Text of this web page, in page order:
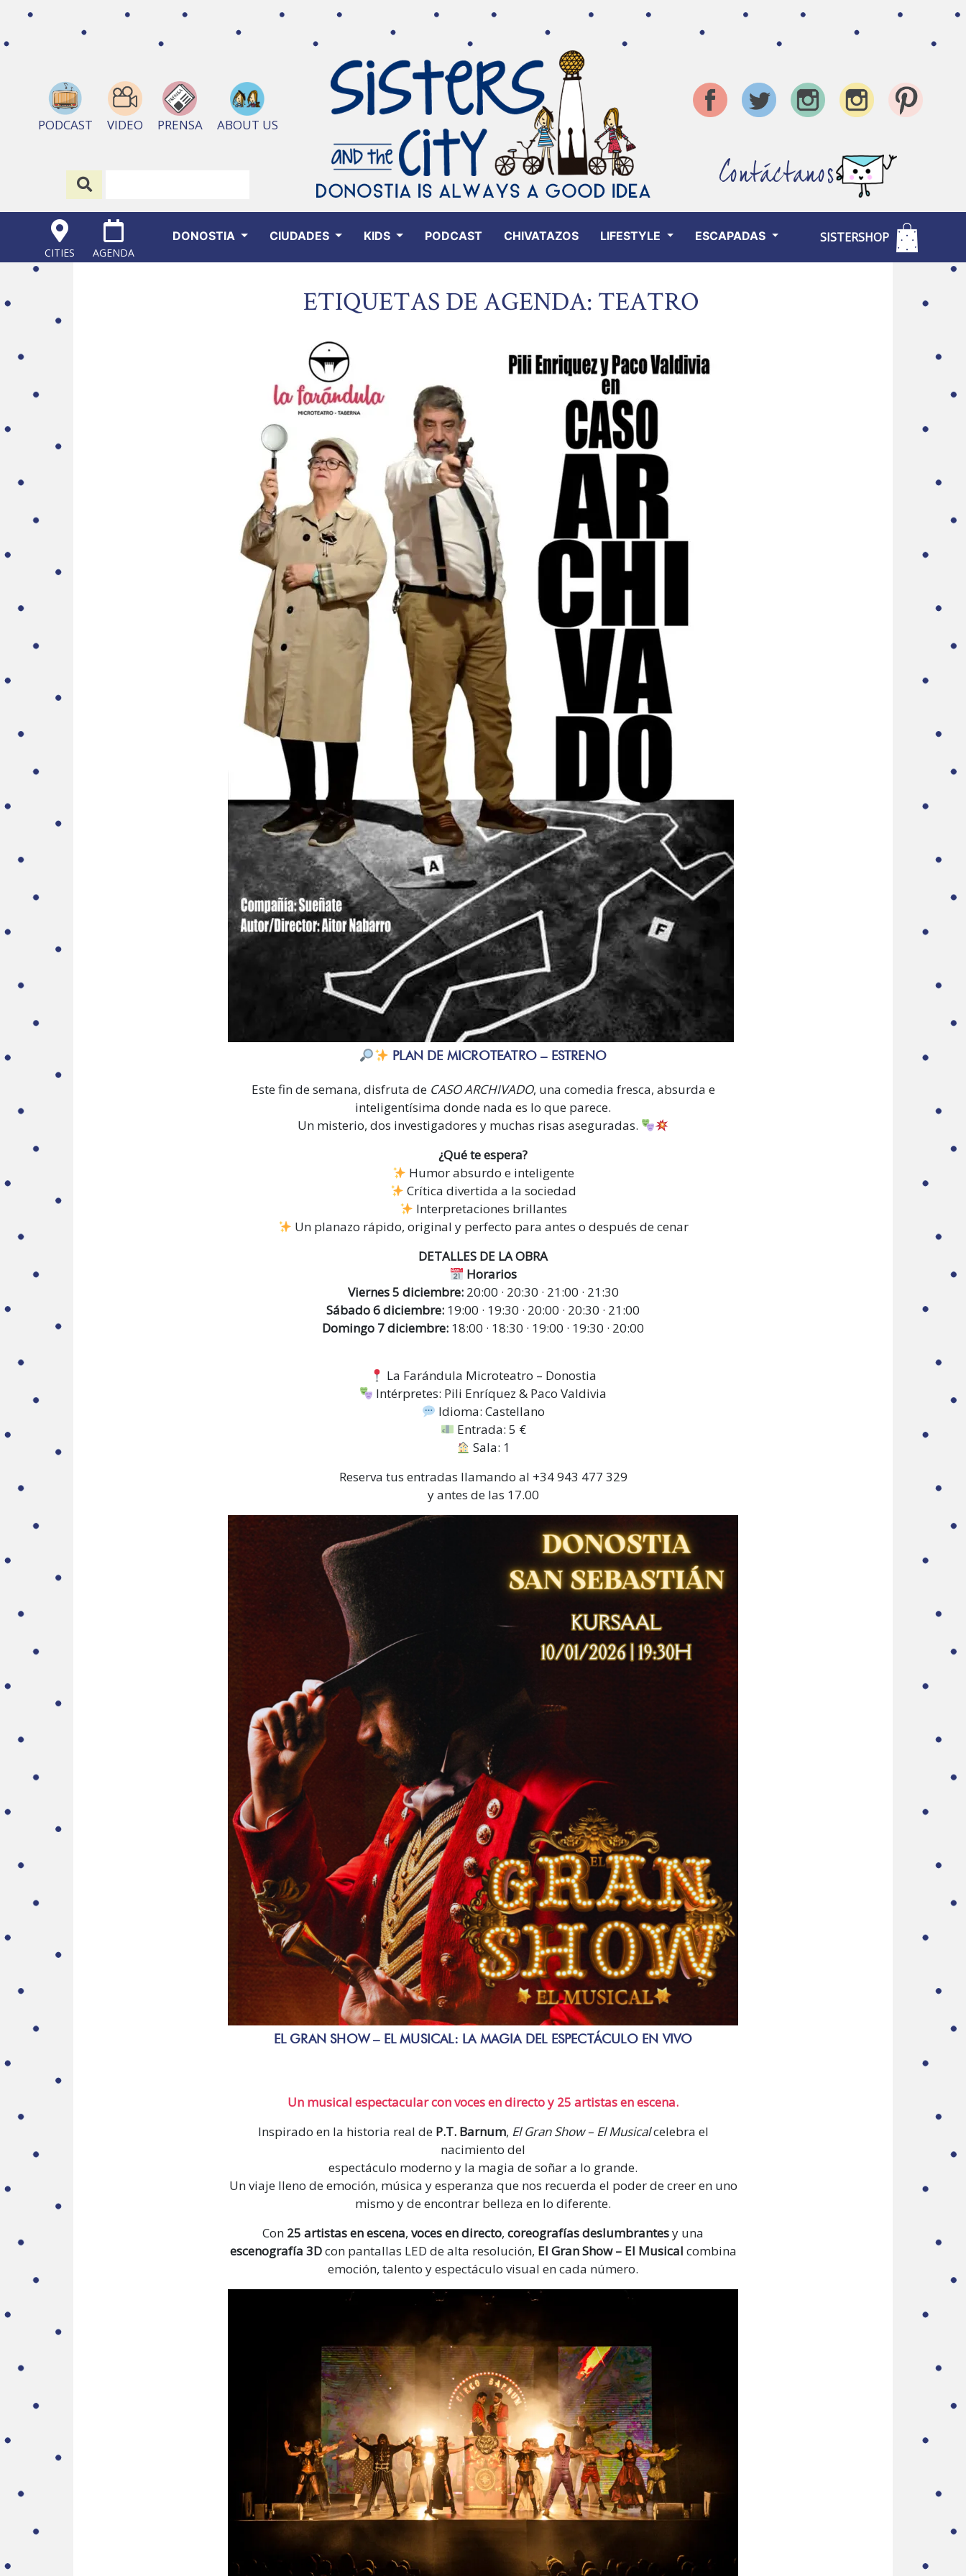
PODCAST VIDEO PRENSA ABOUT US
Contáctanos
CITIES AGENDA
DONOSTIA CIUDADES KIDS PODCAST CHIVATAZOS LIFESTYLE ESCAPADAS SISTERSHOP
ETIQUETAS DE AGENDA: TEATRO
PLAN DE MICROTEATRO – ESTRENO
Este fin de semana, disfruta de CASO ARCHIVADO, una comedia fresca, absurda e
inteligentísima donde nada es lo que parece.
Un misterio, dos investigadores y muchas risas aseguradas.
¿Qué te espera?
Humor absurdo e inteligente
Crítica divertida a la sociedad
Interpretaciones brillantes
Un planazo rápido, original y perfecto para antes o después de cenar
DETALLES DE LA OBRA
Horarios
Viernes 5 diciembre:20:00 · 20:30 · 21:00 · 21:30
Sábado 6 diciembre: 19:00 · 19:30 · 20:00 · 20:30 · 21:00
Domingo 7 diciembre: 18:00 · 18:30 · 19:00 · 19:30 · 20:00
La Farándula Microteatro – Donostia
Intérpretes: Pili Enríquez & Paco Valdivia
Idioma: Castellano
Entrada: 5 €
Sala: 1
Reserva tus entradas llamando al +34 943 477 329
y antes de las 17.00
EL GRAN SHOW – EL MUSICAL: LA MAGIA DEL ESPECTÁCULO EN VIVO
Un musical espectacular con voces en directo y 25 artistas en escena.
Inspirado en la historia real de P.T. Barnum, El Gran Show – El Musicalcelebra el
nacimiento del
espectáculo moderno y la magia de soñar a lo grande.
Un viaje lleno de emoción, música y esperanza que nos recuerda el poder de creer en uno
mismo y de encontrar belleza en lo diferente.
Con 25 artistas en escena, voces en directo, coreografías deslumbrantesy una
escenografía 3Dcon pantallas LED de alta resolución, El Gran Show – El Musical combina
emoción, talento y espectáculo visual en cada número.